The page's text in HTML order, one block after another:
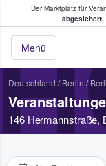
Der Marktplatz für
abgesichert.
Menü
Tickets
Deutschland/ Berlin /
146 Hermannstraße,